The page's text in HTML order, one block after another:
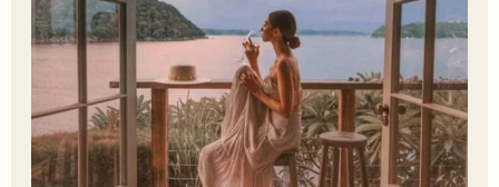
okvir
standarda
vezi:
kako
biram